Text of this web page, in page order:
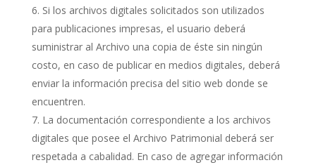
Si los archivos digitales solicitados son utilizados
para publicaciones impresas, el usuario deberá
suministrar al Archivo una copia de éste sin ningún
costo, en caso de publicar en medios digitales, deberá
enviar la información precisa del sitio web donde se
encuentren.
La documentación correspondiente a los archivos
digitales que posee el Archivo Patrimonial deberá ser
respetada a cabalidad. En caso de agregar información